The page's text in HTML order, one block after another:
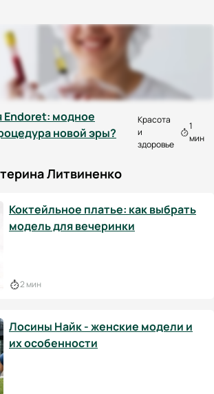
Endoret: модное
новой эры?
Красота
и
здоровье
1
мин
Литвиненко
Коктейльное платье: как выбрать
модель для вечеринки
2 мин
Лосины Найк - женские модели и
их особенности